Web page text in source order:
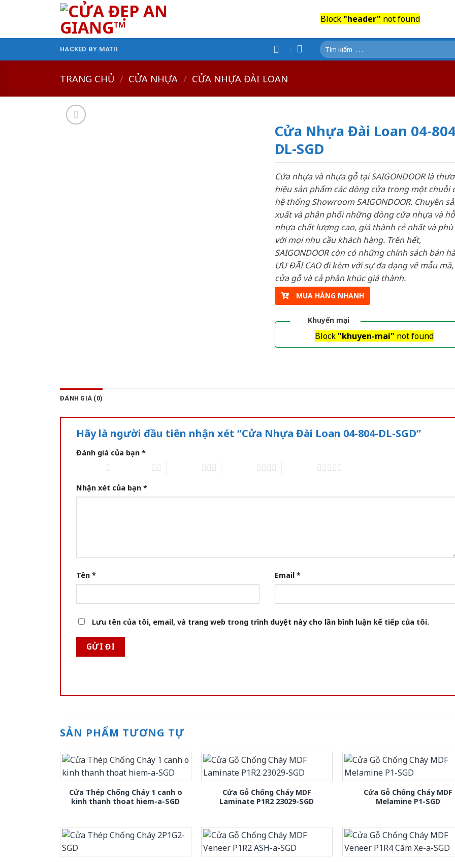
Block "header" not found
HACKED BY MATII
Tìm
kiếm:
TRANG CHỦ / CỬA NHỰA / CỬA NHỰA ĐÀI LOAN
Cửa Nhựa Đài Loan 04-
DL-SGD
Cửa nhựa và nhựa gỗ tại SAIGONDOOR là
hiệu sản phẩm các dòng cửa trong một chuỗi
hệ thống Showroom SAIGONDOOR. Chuyên
xuất và phân phối những dòng cửa nhựa và
nhựa chất lượng cao, giá thành rẻ nhất và
với mọi nhu cầu khách hàng. Trên hết,
SAIGONDOOR còn có những chính sách bán
ƯU ĐÃI CAO đi kèm với sự đa dạng về mẫu
cửa gỗ và cả phân khúc giá thành.
MUA HÀNG NHANH
Khuyến mại
Block "khuyen-mai" not found
ĐÁNH GIÁ (0)
Hãy là người đầu tiên nhận xét “Cửa Nhựa Đài Loan 04-804-DL-SGD”
Đánh giá của bạn *
Nhận xét của bạn *
Tên * Email *
Lưu tên của tôi, email, và trang web trong trình duyệt này cho lần bình luận kế tiếp của tôi.
SẢN PHẨM TƯƠNG TỰ
Cửa Thép Chống Cháy 1 canh o
kinh thanh thoat hiem-a-SGD
Cửa Gỗ Chống Cháy MDF
Laminate P1R2 23029-SGD
Cửa Gỗ Chống Cháy MDF
Melamine P1-SGD